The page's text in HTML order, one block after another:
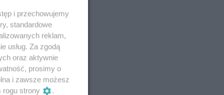
i przechowujemy
standardowe
reklam,
usług. Za zgodą
oraz aktywnie
prosimy o
i zawsze możesz
rogu strony
.